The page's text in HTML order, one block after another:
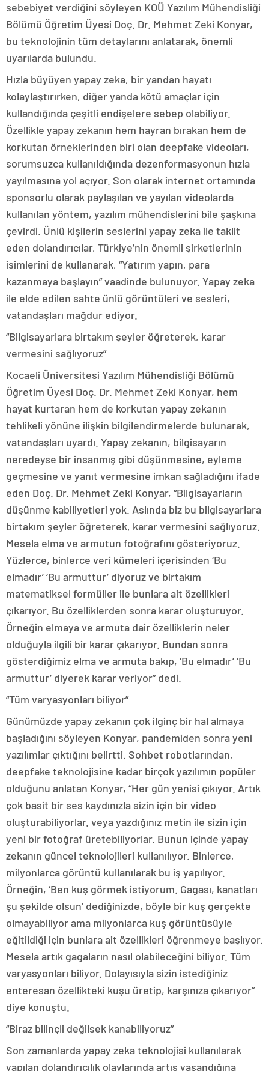
sebebiyet verdiğini söyleyen KOÜ Yazılım Mühendisliği
Bölümü Öğretim Üyesi Doç. Dr. Mehmet Zeki Konyar,
bu teknolojinin tüm detaylarını anlatarak, önemli
uyarılarda bulundu.
Hızla büyüyen yapay zeka, bir yandan hayatı
kolaylaştırırken, diğer yanda kötü amaçlar için
kullandığında çeşitli endişelere sebep olabiliyor.
Özellikle yapay zekanın hem hayran bırakan hem de
korkutan örneklerinden biri olan deepfake videoları,
sorumsuzca kullanıldığında dezenformasyonun hızla
yayılmasına yol açıyor. Son olarak internet ortamında
sponsorlu olarak paylaşılan ve yayılan videolarda
kullanılan yöntem, yazılım mühendislerini bile şaşkına
çevirdi. Ünlü kişilerin seslerini yapay zeka ile taklit
eden dolandırıcılar, Türkiye’nin önemli şirketlerinin
isimlerini de kullanarak, “Yatırım yapın, para
kazanmaya başlayın” vaadinde bulunuyor. Yapay zeka
ile elde edilen sahte ünlü görüntüleri ve sesleri,
vatandaşları mağdur ediyor.
“Bilgisayarlara birtakım şeyler öğreterek, karar
vermesini sağlıyoruz”
Kocaeli Üniversitesi Yazılım Mühendisliği Bölümü
Öğretim Üyesi Doç. Dr. Mehmet Zeki Konyar, hem
hayat kurtaran hem de korkutan yapay zekanın
tehlikeli yönüne ilişkin bilgilendirmelerde bulunarak,
vatandaşları uyardı. Yapay zekanın, bilgisayarın
neredeyse bir insanmış gibi düşünmesine, eyleme
geçmesine ve yanıt vermesine imkan sağladığını ifade
eden Doç. Dr. Mehmet Zeki Konyar, “Bilgisayarların
düşünme kabiliyetleri yok. Aslında biz bu bilgisayarlara
birtakım şeyler öğreterek, karar vermesini sağlıyoruz.
Mesela elma ve armutun fotoğrafını gösteriyoruz.
Yüzlerce, binlerce veri kümeleri içerisinden ‘Bu
elmadır’ ‘Bu armuttur’ diyoruz ve birtakım
matematiksel formüller ile bunlara ait özellikleri
çıkarıyor. Bu özelliklerden sonra karar oluşturuyor.
Örneğin elmaya ve armuta dair özelliklerin neler
olduğuyla ilgili bir karar çıkarıyor. Bundan sonra
gösterdiğimiz elma ve armuta bakıp, ‘Bu elmadır’ ‘Bu
armuttur’ diyerek karar veriyor” dedi.
“Tüm varyasyonları biliyor”
Günümüzde yapay zekanın çok ilginç bir hal almaya
başladığını söyleyen Konyar, pandemiden sonra yeni
yazılımlar çıktığını belirtti. Sohbet robotlarından,
deepfake teknolojisine kadar birçok yazılımın popüler
olduğunu anlatan Konyar, “Her gün yenisi çıkıyor. Artık
çok basit bir ses kaydınızla sizin için bir video
oluşturabiliyorlar. veya yazdığınız metin ile sizin için
yeni bir fotoğraf üretebiliyorlar. Bunun içinde yapay
zekanın güncel teknolojileri kullanılıyor. Binlerce,
milyonlarca görüntü kullanılarak bu iş yapılıyor.
Örneğin, ‘Ben kuş görmek istiyorum. Gagası, kanatları
şu şekilde olsun’ dediğinizde, böyle bir kuş gerçekte
olmayabiliyor ama milyonlarca kuş görüntüsüyle
eğitildiği için bunlara ait özellikleri öğrenmeye başlıyor.
Mesela artık gagaların nasıl olabileceğini biliyor. Tüm
varyasyonları biliyor. Dolayısıyla sizin istediğiniz
enteresan özellikteki kuşu üretip, karşınıza çıkarıyor”
diye konuştu.
“Biraz bilinçli değilsek kanabiliyoruz”
Son zamanlarda yapay zeka teknolojisi kullanılarak
yapılan dolandırıcılık olaylarında artış yaşandığına